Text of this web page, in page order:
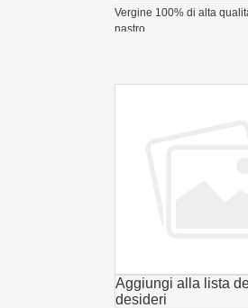
Vergine 100% di alta
nastro
Aggiungi alla lista
desideri